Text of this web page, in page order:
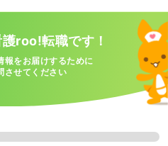
roo!転職です！
報をお届けするために
させてください